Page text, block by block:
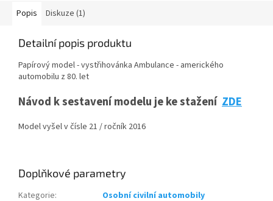
Popis Diskuze (1)
Detailní popis produktu
Papírový model - vystřihovánka Ambulance - amerického
automobilu z 80. let
Návod k sestavení modelu je ke stažení ZDE
Model vyšel v čísle 21 / ročník 2016
Doplňkové parametry
Kategorie: Osobní civilní automobily